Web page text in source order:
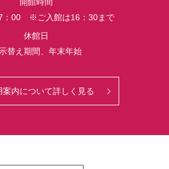
開館時間
：00 ※ご入館は16：30まで
休館日
替え期間、年末年始
案内について詳しく見る